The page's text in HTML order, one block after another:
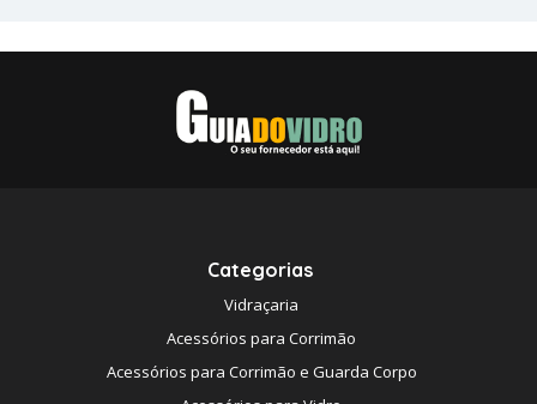
Categorias
Vidraçaria
Acessórios para Corrimão
Acessórios para Corrimão e Guarda Corpo